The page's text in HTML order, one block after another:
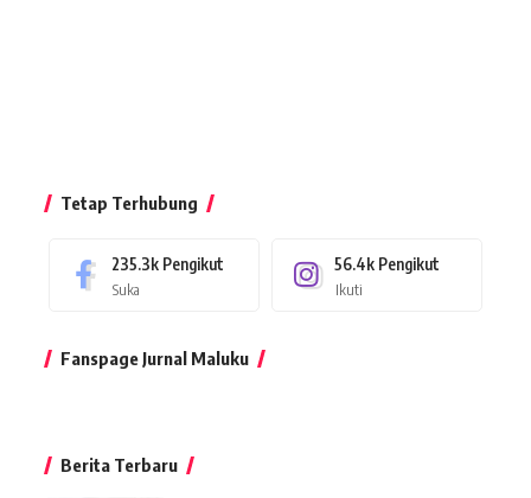
Tetap Terhubung
235.3k Pengikut
Suka
56.4k Pengikut
Ikuti
Fanspage Jurnal Maluku
Berita Terbaru